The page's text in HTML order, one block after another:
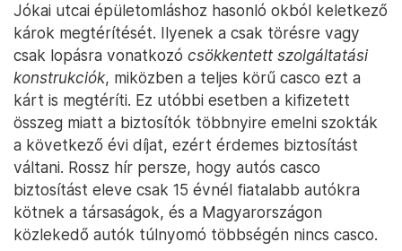
Jókai utcai épületomláshoz hasonló okból keletkező
károk megtérítését. Ilyenek a csak törésre vagy
csak lopásra vonatkozó csökkentett szolgáltatási
konstrukciók, miközben a teljes körű casco ezt a
kárt is megtéríti. Ez utóbbi esetben a kifizetett
összeg miatt a biztosítók többnyire emelni szokták
a következő évi díjat, ezért érdemes biztosítást
váltani. Rossz hír persze, hogy autós casco
biztosítást eleve csak 15 évnél fiatalabb autókra
kötnek a társaságok, és a Magyarországon
közlekedő autók túlnyomó többségén nincs casco.